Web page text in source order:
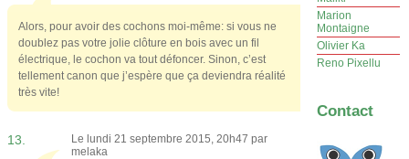
Alors, pour avoir des cochons moi-même: si vous ne
doublez pas votre jolie clôture en bois avec un fil
électrique, le cochon va tout défoncer. Sinon, c’est
tellement canon que j’espère que ça deviendra réalité
très vite!
13.
Le lundi 21 septembre 2015, 20h47 par
melaka
Marion
Montaigne
Olivier Ka
Reno Pixellu
Contact